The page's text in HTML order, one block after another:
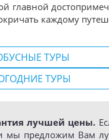
главной
каждому
ТУРЫ
ТУРЫ
лучшей цены.
мы предложим Вам